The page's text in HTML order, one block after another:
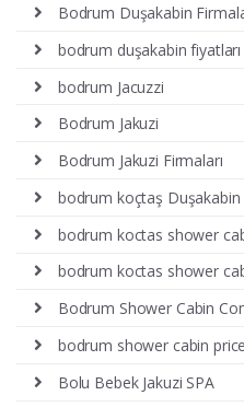
Bodrum Duşakabin
bodrum duşakabin fiyatları
bodrum Jacuzzi
Bodrum Jakuzi
Bodrum Jakuzi Firmaları
bodrum koçtaş Duşakabin
bodrum koctas shower
bodrum koctas shower
Bodrum Shower Cabin
bodrum shower cabin
Bolu Bebek Jakuzi SPA